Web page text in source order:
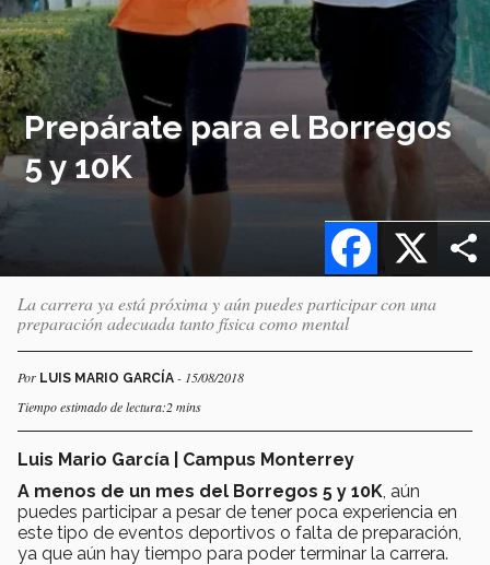
Prepárate para el Borregos
5 y 10K
X
Facebook
La carrera ya está próxima y aún puedes participar con una
preparación adecuada tanto física como mental
Por LUIS MARIO GARCÍA - 15/08/2018
Tiempo estimado de lectura:2 mins
Luis Mario García | Campus Monterrey
A menos de un mes del Borregos 5 y 10K , aún
puedes participar a pesar de tener poca experiencia en
este tipo de eventos deportivos o falta de preparación,
ya que aún hay tiempo para poder terminar la carrera.